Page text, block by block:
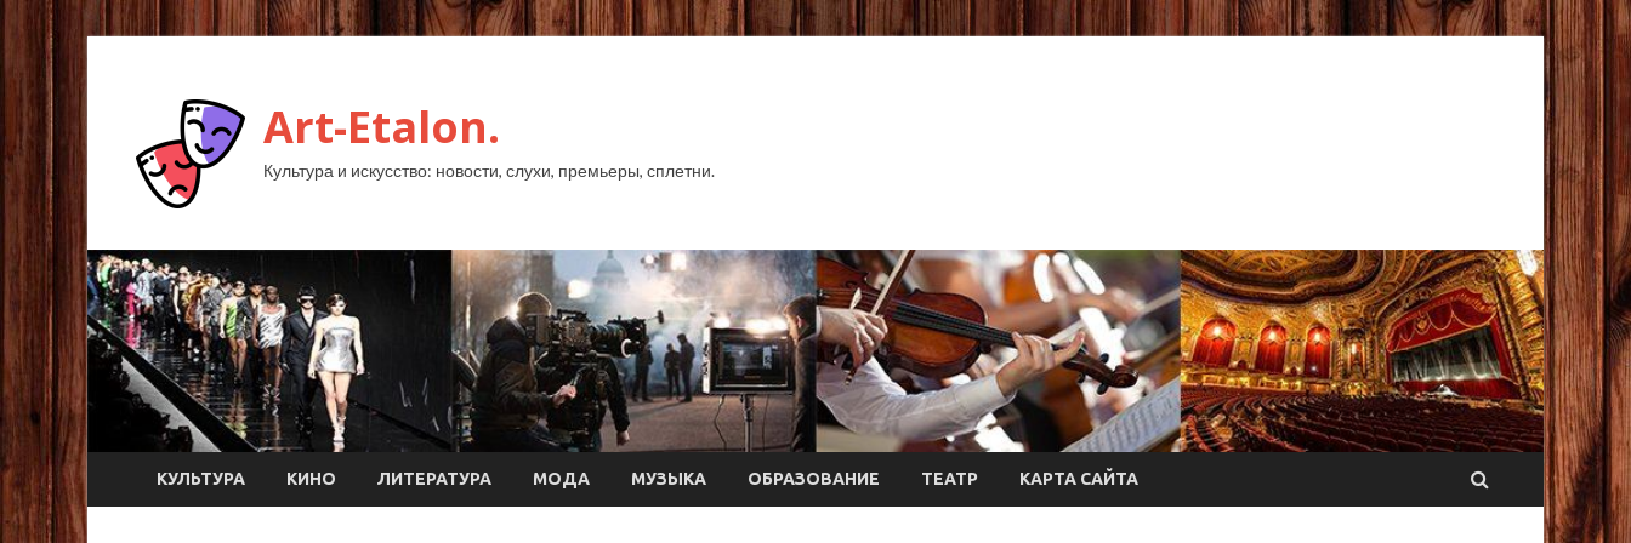
Art-Etalon.
Культура и искусство: новости, слухи, премьеры, сплетни.
КУЛЬТУРА КИНО ЛИТЕРАТУРА МОДА МУЗЫКА ОБРАЗОВАНИЕ ТЕАТР КАРТА САЙТА